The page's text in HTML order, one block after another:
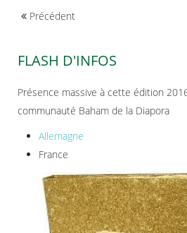
Précédent
FLASH D'INFOS
Présence massive à cette édition
communauté Baham de la Diapora
Allemagne
France